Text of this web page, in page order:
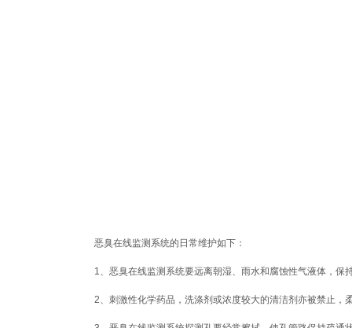
恶臭在线监测系统的日常维护如下：
1、恶臭在线监测系统要远离朝湿、雨水和腐蚀性气液体，保
2、刺激性化学药品，洗涤剂或浓度较大的清洁剂亦被禁止，